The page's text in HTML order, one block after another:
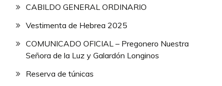
CABILDO GENERAL ORDINARIO
Vestimenta de Hebrea 2025
COMUNICADO OFICIAL – Pregonero Nuestra
Señora de la Luz y Galardón Longinos
Reserva de túnicas